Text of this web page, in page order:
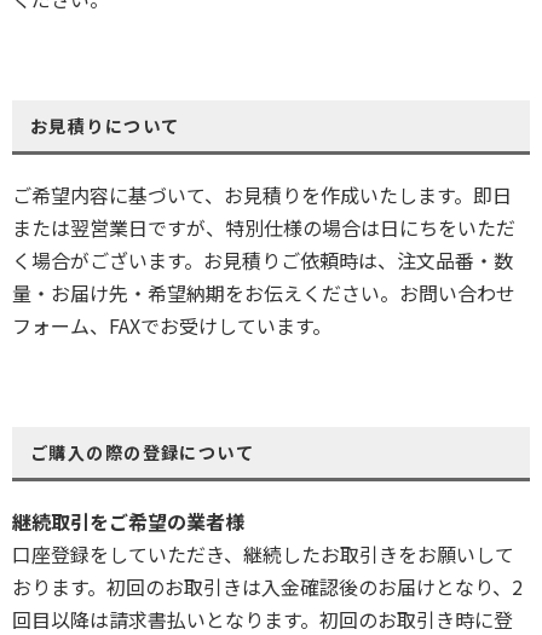
お見積りについて
ご希望内容に基づいて、お見積りを作成いたします。即日
または翌営業日ですが、特別仕様の場合は日にちをいただ
く場合がございます。お見積りご依頼時は、注文品番・数
量・お届け先・希望納期をお伝えください。お問い合わせ
フォーム、FAXでお受けしています。
ご購入の際の登録について
継続取引をご希望の業者様
口座登録をしていただき、継続したお取引きをお願いして
おります。初回のお取引きは入金確認後のお届けとなり、2
回目以降は請求書払いとなります。初回のお取引き時に登